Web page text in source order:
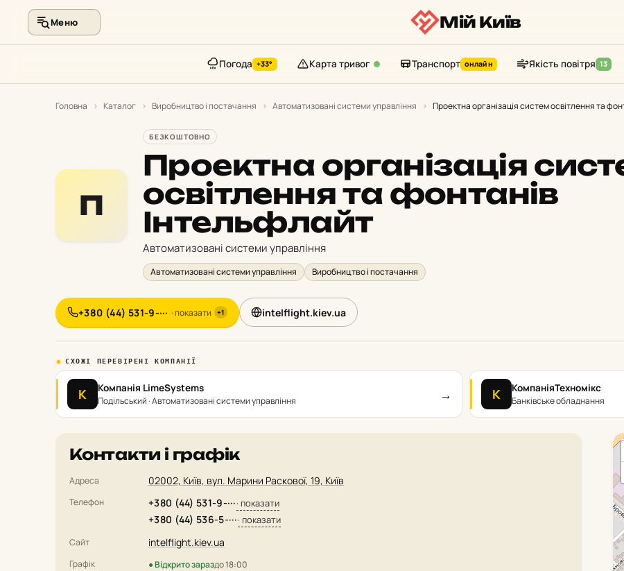
Меню Мій Київ
Погода +33° Карта тривог Транспорт онлайн Якість повітря 13
Головна › Каталог › Виробництво і постачання › Автоматизовані системи управління › Проектна організація систем освітлення та
П
БЕЗКОШТОВНО
Проектна організація
освітлення та фонтанів
Інтельфлайт
Автоматизовані системи управління
Автоматизовані системи управління Виробництво і постачання
+380 (44) 531-9-··· · показати +1 intelflight.kiev.ua
СХОЖІ ПЕРЕВІРЕНІ КОМПАНІЇ
К Компанія LimeSystems
Подільський · Автоматизовані системи управління → К КомпаніяТехномікс
Банківське обладнання
Контакти і графік
Адреса 02002, Київ, вул. Марини Раскової, 19, Київ
Телефон +380 (44) 531-9-···· показати
+380 (44) 536-5-···· показати
Сайт intelflight.kiev.ua
Графік ● Відкрито зараздо 18:00